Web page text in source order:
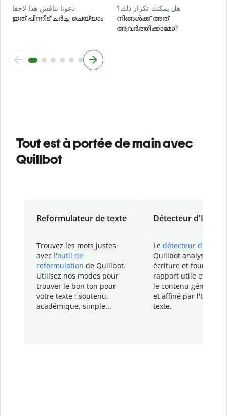
دعونا نناقش هذا لاحقا
ഇത് പിന്നീട് ചർച്ച ചെയ്യാം
هل يمكنك تكرار ذلك؟
നിങ്ങൾക്ക് അത്
ആവർത്തിക്കാമോ?
Tout est à portée de main avec
Quillbot
Reformulateur de texte
Trouvez les mots justes
avec l'outil de
reformulation de Quillbot.
Utilisez nos modes pour
trouver le bon ton pour
votre texte : soutenu,
académique, simple...
Détecteur d'IA
Le détecteur d'IA
Quillbot analyse votre
écriture et fournit un
rapport utile et
le contenu généré
et affiné par l'IA
texte.